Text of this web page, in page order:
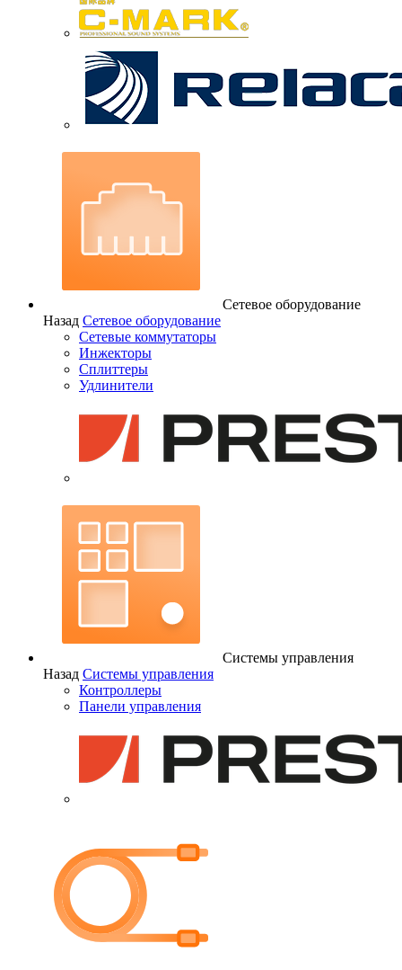
Сетевое оборудование
Назад Сетевое оборудование
Сетевые коммутаторы
Инжекторы
Сплиттеры
Удлинители
Системы управления
Назад Системы управления
Контроллеры
Панели управления